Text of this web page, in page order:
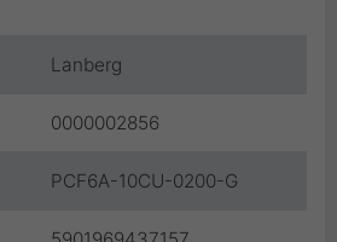
Lanberg
0000002856
PCF6A-10CU-0200-G